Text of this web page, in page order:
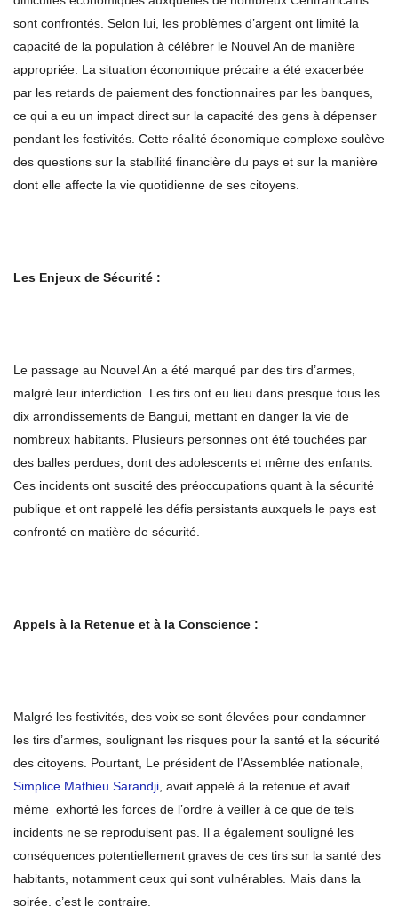
sont confrontés. Selon lui, les problèmes d’argent ont limité la
capacité de la population à célébrer le Nouvel An de manière
appropriée. La situation économique précaire a été exacerbée
par les retards de paiement des fonctionnaires par les banques,
ce qui a eu un impact direct sur la capacité des gens à dépenser
pendant les festivités. Cette réalité économique complexe soulève
des questions sur la stabilité financière du pays et sur la manière
dont elle affecte la vie quotidienne de ses citoyens.
Les Enjeux de Sécurité :
Le passage au Nouvel An a été marqué par des tirs d’armes,
malgré leur interdiction. Les tirs ont eu lieu dans presque tous les
dix arrondissements de Bangui, mettant en danger la vie de
nombreux habitants. Plusieurs personnes ont été touchées par
des balles perdues, dont des adolescents et même des enfants.
Ces incidents ont suscité des préoccupations quant à la sécurité
publique et ont rappelé les défis persistants auxquels le pays est
confronté en matière de sécurité.
Appels à la Retenue et à la Conscience :
Malgré les festivités, des voix se sont élevées pour condamner
les tirs d’armes, soulignant les risques pour la santé et la sécurité
des citoyens. Pourtant, Le président de l’Assemblée nationale,
Simplice Mathieu Sarandji, avait appelé à la retenue et avait
même exhorté les forces de l’ordre à veiller à ce que de tels
incidents ne se reproduisent pas. Il a également souligné les
conséquences potentiellement graves de ces tirs sur la santé des
habitants, notamment ceux qui sont vulnérables. Mais dans la
soirée, c’est le contraire.